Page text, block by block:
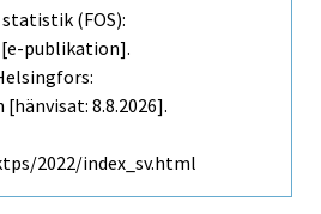
(FOS):
[e-publikation].
8.8.2026].
2022/index_sv.html